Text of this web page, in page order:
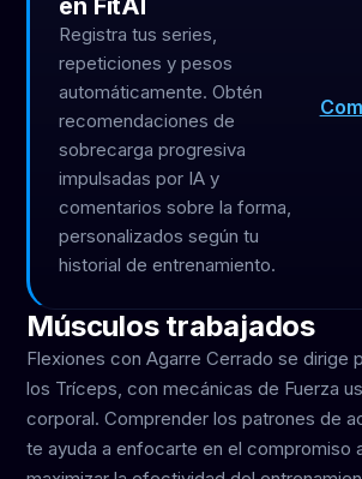
en FitAI
Registra tus series,
repeticiones y pesos
automáticamente. Obtén
recomendaciones de
sobrecarga progresiva
impulsadas por IA y
comentarios sobre la forma,
personalizados según tu
historial de entrenamiento.
Músculos trabajados
Flexiones con Agarre Cerrado se dirige
los Tríceps, con mecánicas de Fuerza
corporal. Comprender los patrones de
te ayuda a enfocarte en el compromiso